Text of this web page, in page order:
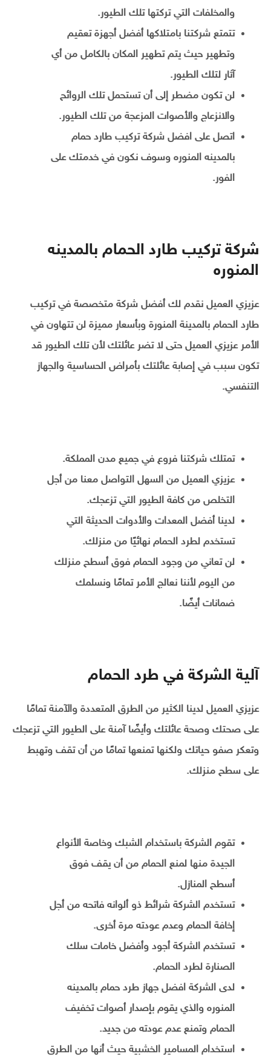
والمخلفات التي تركتها تلك الطيور.
تتمتع شركتنا بامتلاكها أفضل أجهزة تعقيم
وتطهير حيث يتم تطهير المكان بالكامل من أي
آثار لتلك الطيور.
لن تكون مضطر إلى أن تستحمل تلك الروائح
والانزعاج والأصوات المزعجة من تلك الطيور.
اتصل على افضل شركة تركيب طارد حمام
بالمدينه المنوره وسوف نكون في خدمتك على
الفور.
شركة تركيب طارد الحمام بالمدينه
المنوره
عزيزي العميل نقدم لك أفضل شركة متخصصة في تركيب
طارد الحمام بالمدينة المنورة وبأسعار مميزة لن تتهاون في
الأمر عزيزي العميل حتى لا تضر عائلتك لأن تلك الطيور قد
تكون سبب في إصابة عائلتك بأمراض الحساسية والجهاز
التنفسي.
تمتلك شركتنا فروع في جميع مدن المملكة.
عزيزي العميل من السهل التواصل معنا من أجل
التخلص من كافة الطيور التي تزعجك.
لدينا أفضل المعدات والأدوات الحديثة التي
تستخدم لطرد الحمام نهائيًا من منزلك.
لن تعاني من وجود الحمام فوق أسطح منزلك
من اليوم لأننا نعالج الأمر تمامًا ونسلمك
ضمانات أيضًا.
آلية الشركة في طرد الحمام
عزيزي العميل لدينا الكثير من الطرق المتعددة والآمنة تمامًا
على صحتك وصحة عائلتك وأيضًا آمنة على الطيور التي تزعجك
وتعكر صفو حياتك ولكنها تمنعها تمامًا من أن تقف وتهبط
على سطح منزلك.
تقوم الشركة باستخدام الشبك وخاصة الأنواع
الجيدة منها لمنع الحمام من أن يقف فوق
أسطح المنازل.
تستخدم الشركة شرائط ذو ألوانه فاتحه من أجل
إخافة الحمام وعدم عودته مرة أخرى.
تستخدم الشركة أجود وأفضل خامات سلك
الصنارة لطرد الحمام.
لدى الشركة افضل جهاز طرد حمام بالمدينه
المنوره والذي يقوم بإصدار أصوات تخفيف
الحمام وتمنع عدم عودته من جديد.
استخدام المسامير الخشبية حيث أنها من الطرق